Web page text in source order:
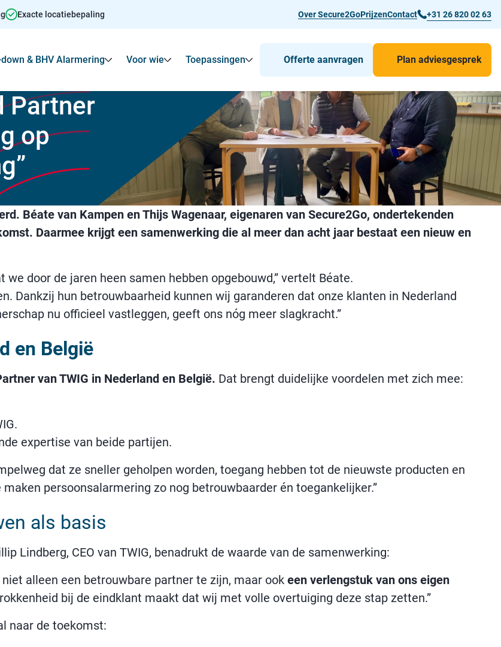
Exacte locatiebepaling Over Secure2GoPrijzenContact +31 26 820 02 63
Submenu voor Agressie alarmering
& BHV Alarmering Toon Submenu voor Man-down & BHV Alarmering
Voor wie Toon Submenu voor Voor wie
Toepassingen Toon Submenu voor Toepassingen
Offerte aanvragen Plan adviesgesprek
Partner
op
Béate van Kampen en Thijs Wagenaar, eigenaren van Secure2Go, ondertekenden
Daarmee krijgt een samenwerking die al meer dan acht jaar bestaat een nieuw en
door de jaren heen samen hebben opgebouwd,” vertelt Béate.
Dankzij hun betrouwbaarheid kunnen wij garanderen dat onze klanten in Nederland
nu officieel vastleggen, geeft ons nóg meer slagkracht.”
en België
van TWIG in Nederland en België. Dat brengt duidelijke voordelen met zich mee:
expertise van beide partijen.
dat ze sneller geholpen worden, toegang hebben tot de nieuwste producten en
persoonsalarmering zo nog betrouwbaarder én toegankelijker.”
als basis
Lindberg, CEO van TWIG, benadrukt de waarde van de samenwerking:
alleen een betrouwbare partner te zijn, maar ook een verlengstuk van ons eigen
bij de eindklant maakt dat wij met volle overtuiging deze stap zetten.”
naar de toekomst: